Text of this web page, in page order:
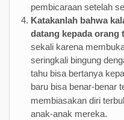
pembicaraan setelah
Katakanlah bahwa
datang kepada orang
sekali karena
seringkali bingung
tahu bisa bertanya
baru bisa benar-benar
membiasakan diri
anak-anak mereka.